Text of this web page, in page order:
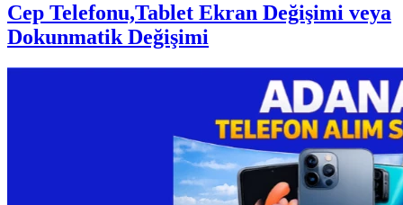
Cep Telefonu,Tablet Ekran Değişimi veya
Dokunmatik Değişimi